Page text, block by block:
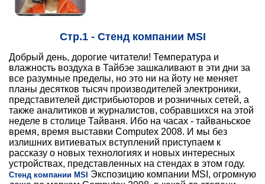
Стр.1 - Стенд компании MSI
Добрый день, дорогие читатели! Температура и
влажность воздуха в Тайбэе зашкаливают в эти дни за
все разумные пределы, но это ни на йоту не меняет
планы десятков тысяч производителей электроники,
представителей дистрибьюторов и розничных сетей, а
также аналитиков и журналистов, собравшихся на этой
неделе в столице Тайваня. Ибо на часах - тайваньское
время, время выставки Computex 2008. И мы без
излишних витиеватых вступлений приступаем к
рассказу о новых технологиях и новых интересных
устройствах, представленных на стендах в этом году.
Стенд компании MSI Экспозицию компании MSI, огромную